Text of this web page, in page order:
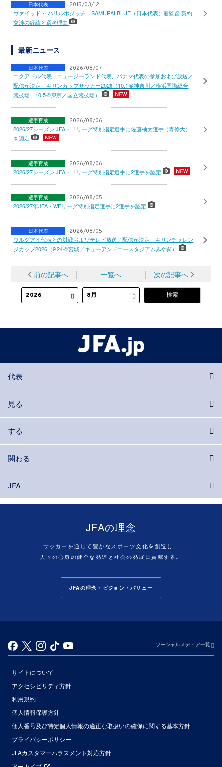
日本代表 2015/03/12
ヴァイッド・ ハリルホジッチ SAMURAI BLUE（日本代表）新監督 契約
交渉の経緯と選考理由
最新ニュース
日本代表 2026/08/07
エクアドル代表、ニュージーランド代表、パナマ代表の参加および放送／
配信が決定 キリンカップサッカー2026（10.1＠神奈川／横浜国際総合
競技場、10.5＠東京／国立競技場）
選手育成 2026/08/06
2026/27シーズン JFA・Ｊリーグ特別指定選手に佐藤柚太選手（専修大）
を認定
選手育成 2026/08/06
2026/27シーズン JFA・Ｊリーグ特別指定選手に2選手を認定
選手育成 2026/08/05
2026/27年JFA・WEリーグ特別指定選手に2選手を認定
日本代表 2026/08/05
ウルグアイ代表との対戦およびテレビ放送／配信が決定 キリンチャレン
ジカップ2026（9.24＠宮城／キューアンドエースタジアムみやぎ）
前の記事へ │ 一覧へ │ 次の記事へ
代表
見る
する
関わる
JFA
JFAの理念
サッカーを通じて豊かなスポーツ文化を創造し、
人々の心身の健全な発達と社会の発展に貢献する。
JFAの理念・ビジョン・バリュー
ソーシャルメディア一覧
サイトについて
アクセシビリティ方針
利用規約
個人情報保護方針
個人番号及び特定個人情報の適正な取扱いの確保に関する基本方針
プライバシーポリシー
JFAカスタマーハラスメント対応方針